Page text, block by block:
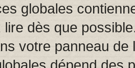
globales
dès que
votre panneau de